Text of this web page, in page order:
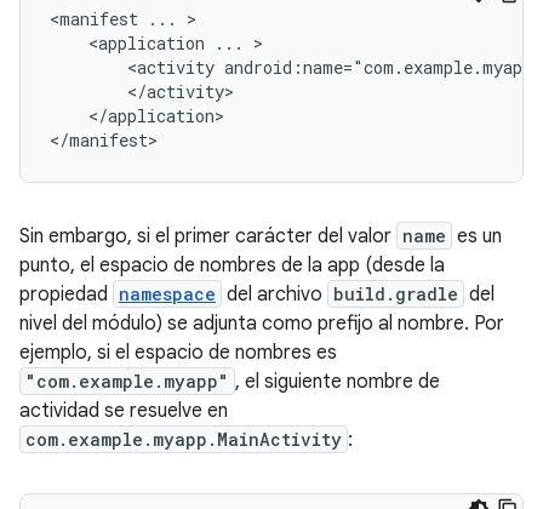
<manifest ...
<application
...
<activity
</application>
</manifest>
Sin embargo, si el primer carácter del valor name es un
punto, el espacio de nombres de la app (desde la
propiedad namespace del archivo build.gradle del
nivel del módulo) se adjunta como prefijo al nombre. Por
ejemplo, si el espacio de nombres es
"com.example.myapp" , el siguiente nombre de
actividad se resuelve en
com.example.myapp.MainActivity :